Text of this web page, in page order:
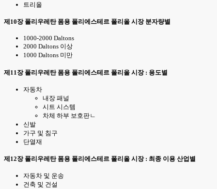
트리올
제10장 폴리우레탄 폼용 폴리에스테르 폴리올 시장 분자량별
1000-2000 Daltons
2000 Daltons 이상
1000 Daltons 미만
제11장 폴리우레탄 폼용 폴리에스테르 폴리올 시장 : 용도별
자동차
내장 패널
시트 시스템
차체 하부 보호판ㄴ
신발
가구 및 침구
단열재
제12장 폴리우레탄 폼용 폴리에스테르 폴리올 시장 : 최종 이용 산업별
자동차 및 운송
건축 및 건설